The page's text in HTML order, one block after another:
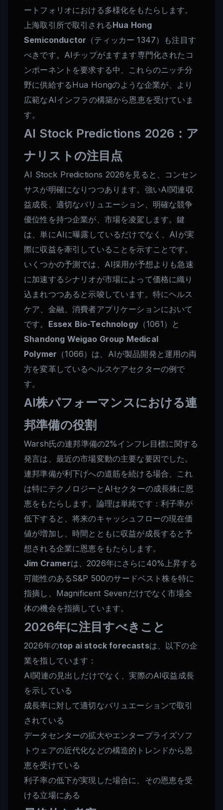
ートフォリオにおける多様化をもたらします。
上海取引所で取引されるHua Hong
Semiconductor （ティッカー 1347）も注目す
べきです。AIチップがますます専門化されたコ
ンポーネントを要求する中、これらのニッチ分
野に供給するHua Hongのような企業が、より
広範なAIインフラの構築から恩恵を受けていま
す。
AI Stock Predictions 2026：ア
ナリストの注目点
AI Stock Predictions 2026を見ると、コンセン
サスが明確になりつつあります。強いAI関連収
益成長、適切なバリュエーション、明確な競争
優位性を持つ企業が、市場を凌駕します。鍵
は、単にAIに曝露しているだけでなく、AIが実
際に収益を牽引していることを示すことです。
いくつかの予測では、AI採用が予想よりも急速
に加速するシナリオが市場によって価格に織り
込まれつつあると示唆しています。特にヘルス
ケア、金融、消費者アプリケーションにおいて
です。 Essex Bio-Technology（1061）と
Shandong Weigao Group Medical
Polymer （1066）は、AIが製品開発と運用の両
方を変革しているヘルスケアセクターの例で
す。
AI株パフォーマンスにおける連
邦準備の役割
Warsh氏の連邦準備の2%インフレ目標に関する
発言は、最近の市場変動の主要な要因でした。
連邦準備が利下げへの道筋を続ける場合、これ
は特にテクノロジーとAIセクターの成長株に恩
恵をもたらします。論理は単純です：利子率が
低下すると、将来のキャッシュフローの現在価
値が増加し、時間とともに収益が成長すると予
想される企業に恩恵をもたらします。
Jim Cramerは、2026年にさらに40%上昇する
可能性のあるS&P 500のサードベスト株を特に
指摘し、Magnificent Sevenだけでなく市場全
体の機会を指摘しています。
2026年に注目すべきこと
2026年のtop ai stock forecastsは、以下の企
業を指しています：
AI関連の見出しだけでなく、実際のAI収益成長
を示している
成長率に対して適切なバリュエーションで取引
されている
データセンターの拡大やエンタープライズソフ
トウェアの近代化などの構造的トレンドから恩
恵を受けている
利子率の低下が実現した場合に、その恩恵を受
ける立場にある